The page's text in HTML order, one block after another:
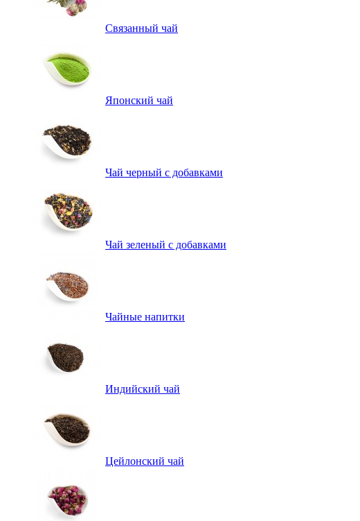
Связанный чай
Японский чай
Чай черный с добавками
Чай зеленый с добавками
Чайные напитки
Индийский чай
Цейлонский чай